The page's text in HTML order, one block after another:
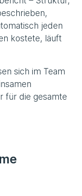
jeden
kostete, läuft
sich im Team
für die gesamte